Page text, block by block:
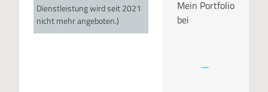
Dienstleistung wird seit 2021
nicht mehr angeboten.)
Mein Portfolio
bei